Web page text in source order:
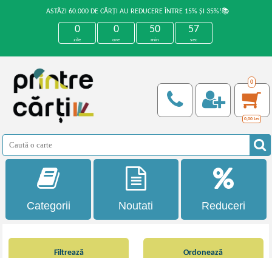
ASTĂZI 60.000 DE CĂRȚI AU REDUCERE ÎNTRE 15% ȘI 35%!📚
0
zile
0
ore
50
min
56
sec
0
0,00 Lei
Categorii Noutati Reduceri
Filtrează Ordonează